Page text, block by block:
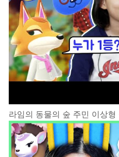
라임의 동물의 숲 주민 이상